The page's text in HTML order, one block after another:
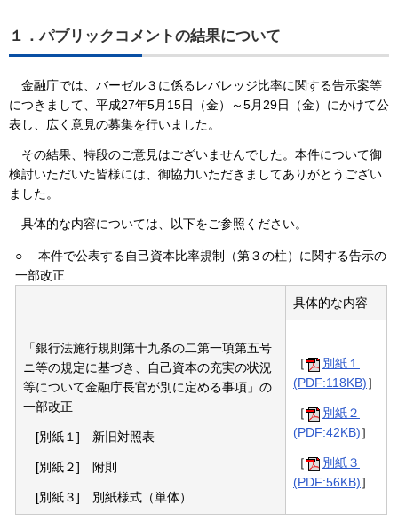
１．パブリックコメントの結果について
金融庁では、バーゼル３に係るレバレッジ比率に関する告示案等
につきまして、平成27年5月15日（金）～5月29日（金）にかけて公
表し、広く意見の募集を行いました。
その結果、特段のご意見はございませんでした。本件について御
検討いただいた皆様には、御協力いただきましてありがとうござい
ました。
具体的な内容については、以下をご参照ください。
○
本件で公表する自己資本比率規制（第３の柱）に関する告示の
一部改正
具体的な内容
「銀行法施行規則第十九条の二第一項第五号
ニ等の規定に基づき、自己資本の充実の状況
等について金融庁長官が別に定める事項」の
一部改正
[別紙１] 新旧対照表
[別紙２] 附則
[別紙３] 別紙様式（単体）
［
別紙１
(PDF:118KB)］
［
別紙２
(PDF:42KB)］
［
別紙３
(PDF:56KB)］